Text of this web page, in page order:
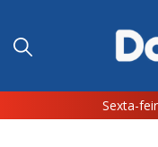
Sexta-